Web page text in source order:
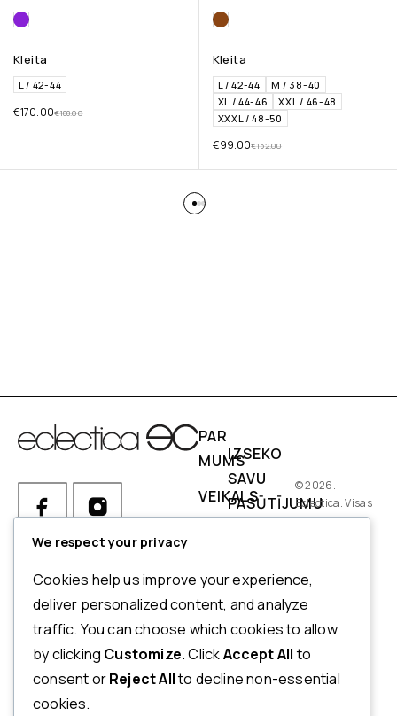
Kleita
L / 42-44
€188.00
€170.00
Kleita
L / 42-44
M / 38-40
XL / 44-46
XXL / 46-48
XXXL / 48-50
€152.00
€99.00
Ja Jums ir kādi jautājumi par
pasūtījumu, produktiem vai
mūsu pakalpojumiem,
lūdzu, sazinieties ar mūsu
klientu apkalpošanas
dienestu.
PAR
MUMS
VEIKALS
IZSEKO
SAVU
PASŪTĪJUMU
NORĒĶINI
ATMAKSAS
UN
ATGRIEŠANAS
© 2026.
Eclectica. Visas
tiesības
We respect your privacy
Cookies help us improve your experience,
deliver personalized content, and analyze
traffic. You can choose which cookies to allow
by clicking Customize. ClickAccept Allto
consent orReject Allto decline non-essential
cookies.